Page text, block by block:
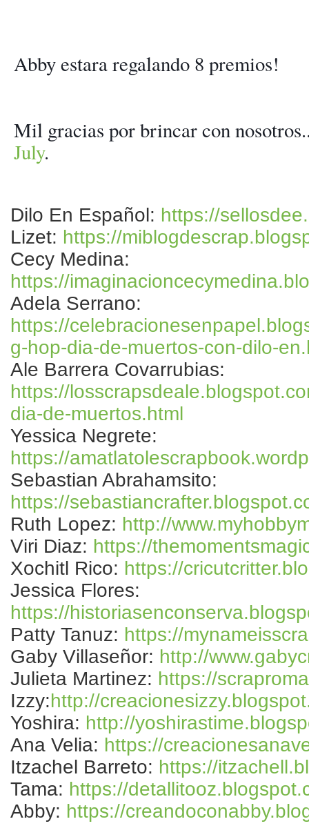
Abby estara regalando 8 premios!
July.
Dilo En Español: https://
Lizet: https://
Cecy Medina:
https://
Adela Serrano:
https://
g-hop-dia-de-muertos-con-dilo-
Ale Barrera Covarrubias:
https://
dia-de-muertos.html
Yessica Negrete:
https://
Sebastian Abrahamsito:
https://
Ruth Lopez: http://
Viri Diaz: https://
Xochitl Rico: https://
Jessica Flores:
https://
Patty Tanuz: https://
Gaby Villaseñor: http://
Julieta Martinez: https://
Izzy:http://
Yoshira: http://
Ana Velia: https://
Itzachel Barreto: https://
Tama: https://
Abby: https://